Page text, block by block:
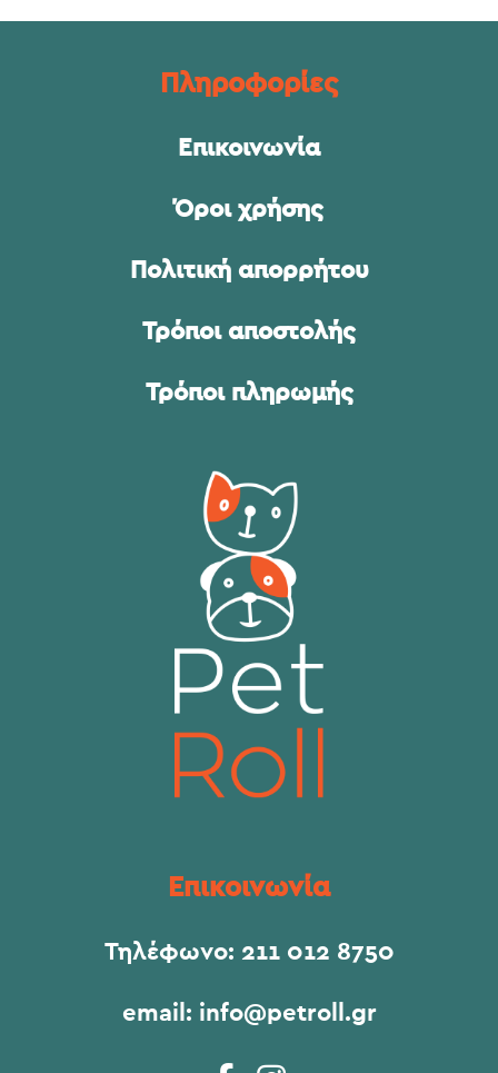
Πληροφορίες
Επικοινωνία
Όροι χρήσης
Πολιτική απορρήτου
Τρόποι αποστολής
Τρόποι πληρωμής
Επικοινωνία
Τηλέφωνο: 211 012 8750
email: info@petroll.gr